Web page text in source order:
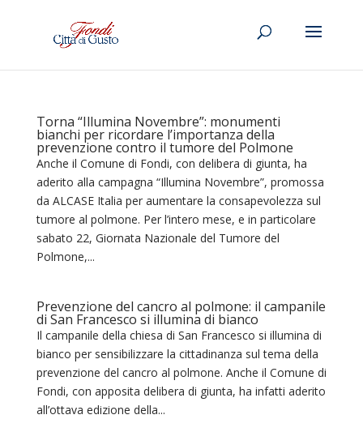
Torna “Illumina Novembre”: monumenti
bianchi per ricordare l’importanza della
prevenzione contro il tumore del Polmone
Anche il Comune di Fondi, con delibera di giunta, ha
aderito alla campagna “Illumina Novembre”, promossa
da ALCASE Italia per aumentare la consapevolezza sul
tumore al polmone. Per l’intero mese, e in particolare
sabato 22, Giornata Nazionale del Tumore del
Polmone,...
Prevenzione del cancro al polmone: il campanile
di San Francesco si illumina di bianco
Il campanile della chiesa di San Francesco si illumina di
bianco per sensibilizzare la cittadinanza sul tema della
prevenzione del cancro al polmone. Anche il Comune di
Fondi, con apposita delibera di giunta, ha infatti aderito
all’ottava edizione della...